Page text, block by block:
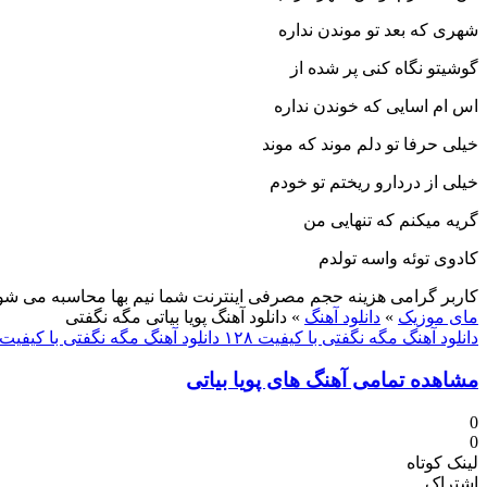
شهری که بعد تو موندن نداره
گوشیتو نگاه کنی پر شده از
اس ام اسایی که خوندن نداره
خیلی حرفا تو دلم موند که موند
خیلی از دردارو ریختم تو خودم
گریه میکنم که تنهایی من
کادوی توئه واسه تولدم
کاربر گرامی هزینه حجم مصرفی اینترنت شما نیم بها محاسبه می
مای موزیک » دانلود آهنگ » دانلود آهنگ پویا بیاتی مگه نگفتی
دانلود آهنگ مگه نگفتی با کیفیت ۱۲۸
دانلود آهنگ مگه نگفتی با کیفیت
مشاهده تمامی آهنگ های پویا بیاتی
0
0
لینک کوتاه
اشتراک